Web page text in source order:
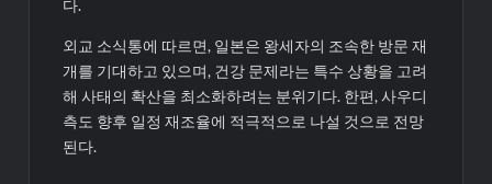
다.
외교 소식통에 따르면, 일본은 왕세자의 조속한 방문 재
개를 기대하고 있으며, 건강 문제라는 특수 상황을 고려
해 사태의 확산을 최소화하려는 분위기다. 한편, 사우디
측도 향후 일정 재조율에 적극적으로 나설 것으로 전망
된다.